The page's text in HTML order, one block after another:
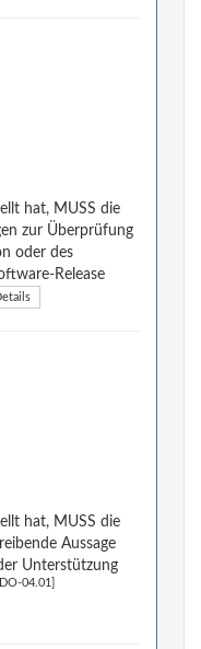
hat, MUSS die
zur Überprüfung
oder des
Release
hat, MUSS die
Aussage
Unterstützung
04.01]